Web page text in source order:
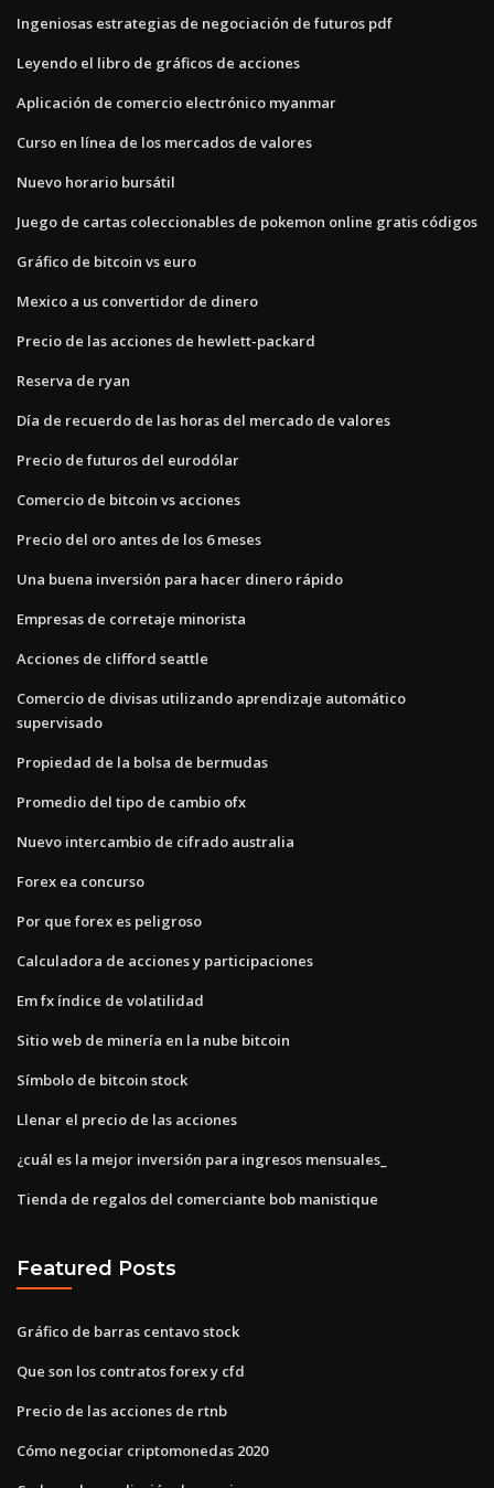
Ingeniosas estrategias de negociación de futuros pdf
Leyendo el libro de gráficos de acciones
Aplicación de comercio electrónico myanmar
Curso en línea de los mercados de valores
Nuevo horario bursátil
Juego de cartas coleccionables de pokemon online gratis códigos
Gráfico de bitcoin vs euro
Mexico a us convertidor de dinero
Precio de las acciones de hewlett-packard
Reserva de ryan
Día de recuerdo de las horas del mercado de valores
Precio de futuros del eurodólar
Comercio de bitcoin vs acciones
Precio del oro antes de los 6 meses
Una buena inversión para hacer dinero rápido
Empresas de corretaje minorista
Acciones de clifford seattle
Comercio de divisas utilizando aprendizaje automático
supervisado
Propiedad de la bolsa de bermudas
Promedio del tipo de cambio ofx
Nuevo intercambio de cifrado australia
Forex ea concurso
Por que forex es peligroso
Calculadora de acciones y participaciones
Em fx índice de volatilidad
Sitio web de minería en la nube bitcoin
Símbolo de bitcoin stock
Llenar el precio de las acciones
¿cuál es la mejor inversión para ingresos mensuales_
Tienda de regalos del comerciante bob manistique
Featured Posts
Gráfico de barras centavo stock
Que son los contratos forex y cfd
Precio de las acciones de rtnb
Cómo negociar criptomonedas 2020